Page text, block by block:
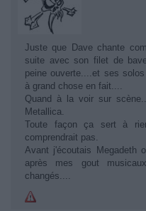
Juste que Dave chante
suite avec son filet de
peine ouverte....et ses
à grand chose en fait....
Quand à la voir sur
Metallica.
Toute façon ça sert à
comprendrait pas.
Avant j'écoutais Megadeth
après mes gout
changés....